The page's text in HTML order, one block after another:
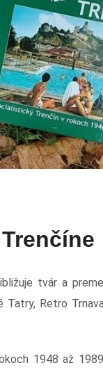
tvár a
Retro
1948 až